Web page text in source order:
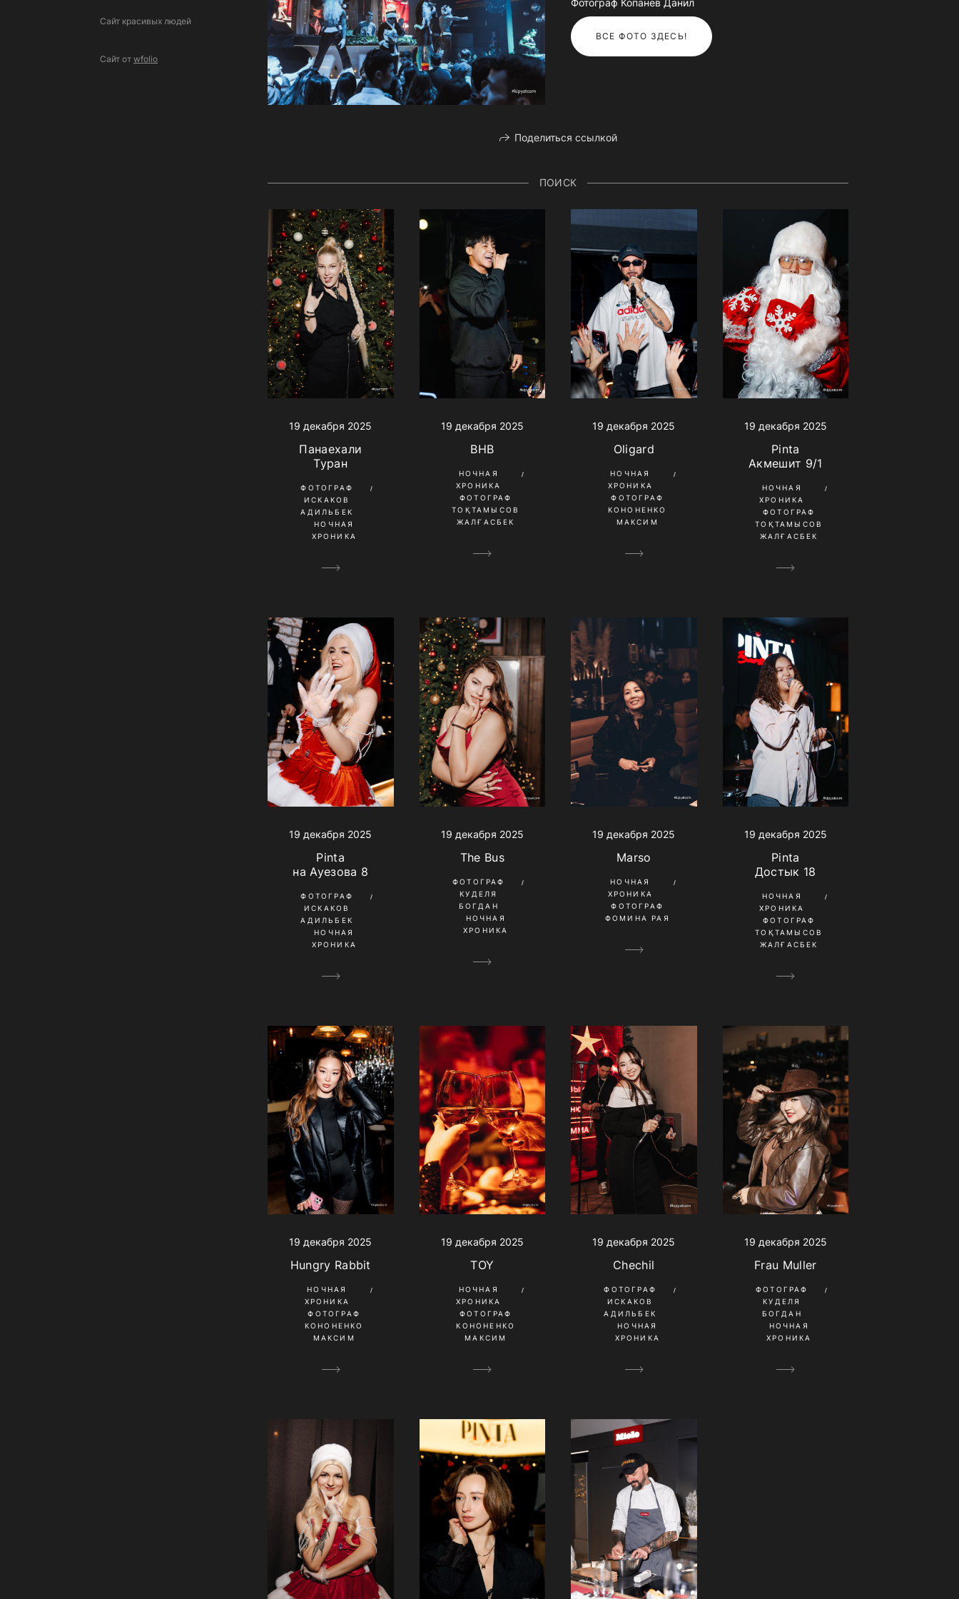
Сайт красивых людей
Сайт от wfolio
ВСЕ ФОТО ЗДЕСЬ!
Поделиться ссылкой
ПОИСК
19 декабря 2025
Панаехали
Туран
ФОТОГРАФ
ИСКАКОВ
АДИЛЬБЕК
НОЧНАЯ
ХРОНИКА
19 декабря 2025
BHB
НОЧНАЯ
ХРОНИКА
ФОТОГРАФ
ТОҚТАМЫСОВ
ЖАЛҒАСБЕК
19 декабря 2025
Oligard
НОЧНАЯ
ХРОНИКА
ФОТОГРАФ
КОНОНЕНКО
МАКСИМ
19 декабря 2025
Pinta
Акмешит 9/1
НОЧНАЯ
ХРОНИКА
ФОТОГРАФ
ТОҚТАМЫСОВ
ЖАЛҒАСБЕК
19 декабря 2025
Pinta
на Ауезова 8
ФОТОГРАФ
ИСКАКОВ
АДИЛЬБЕК
НОЧНАЯ
ХРОНИКА
19 декабря 2025
The Bus
ФОТОГРАФ
КУДЕЛЯ
БОГДАН
НОЧНАЯ
ХРОНИКА
19 декабря 2025
Marso
НОЧНАЯ
ХРОНИКА
ФОТОГРАФ
ФОМИНА РАЯ
19 декабря 2025
Pinta
Достык 18
НОЧНАЯ
ХРОНИКА
ФОТОГРАФ
ТОҚТАМЫСОВ
ЖАЛҒАСБЕК
19 декабря 2025
Hungry Rabbit
НОЧНАЯ
ХРОНИКА
ФОТОГРАФ
КОНОНЕНКО
МАКСИМ
19 декабря 2025
TOY
НОЧНАЯ
ХРОНИКА
ФОТОГРАФ
КОНОНЕНКО
МАКСИМ
19 декабря 2025
Chechil
ФОТОГРАФ
ИСКАКОВ
АДИЛЬБЕК
НОЧНАЯ
ХРОНИКА
19 декабря 2025
Frau Muller
ФОТОГРАФ
КУДЕЛЯ
БОГДАН
НОЧНАЯ
ХРОНИКА